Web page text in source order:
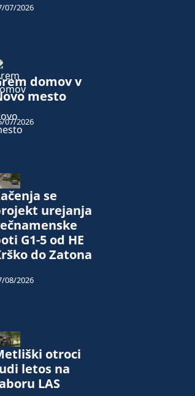
07/2026
domov v
mesto
07/2026
se
urejanja
G1-5 od HE
do Zatona
08/2026
otroci
letos na
LAS